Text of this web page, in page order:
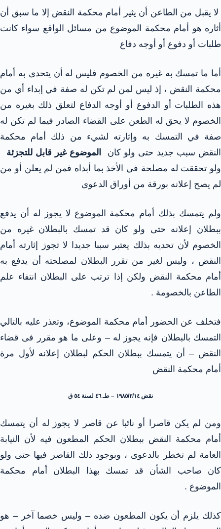
لا يقبل من الطاعن أن يثير أمام محكمة النقض إلا ما سبق أن
أثاره هو أمام محكمة الموضوع من مسائل الواقع سواء كانت
طلبات أو دفوع أو أوجه دفاع
أما ما تمسك به غيره من الخصوم فليس له أن يتحدى به أمام
محكمة النقض ، إذ ليس لمن لم تكن له صفة في إبداء أي من
هذه الطلبات أو الدفوع أو أوجه الدفاع لتعلق ذلك بغيره من
الخصوم لا يحق له الطعن على القضاء الصادر فيما لم تكن له
صفة في التمسك به وإثارته لشيء من ذلك أمام محكمة
النقض سبب جديد حتى ولو كان
الموضوع غير قابل للتجزئة
ولو تحققت له مصلحة في الأخذ بما أبداه فمن لم يعلن أو من
لم يصح إعلانه بورقة من أوراق الدعوى
ولم يتمسك بذلك أمام محكمة الموضوع لا يجوز له أن يدفع
ببطلان إعلانه حتى ولو كان قد تمسك بالبطلان غيره من
الخصوم لأن تحديه بذلك يعتبر سببا جديدا لا تجوز إثارته أمام
النقض ، وليس لغير من تقرر البطلان لمصلحته أن يدفع به
أمام محكمة النقض ولكن إذا ترتب على البطلان انتفاء علم
الطاعن بالخصومة .
فتخلف عن الحضور أمام محكمة الموضوع، وتعذر عليه بالتالي
التمسك بالبطلان فإنه يجوز له – وعلى ما هو مقرر فى قضاء
النقض – أن يتمسك ببطلان الحكم لبطلان إعلانه لأول مرة
أمام محكمة النقض
نقض ١٩٨٥/٢/١٤ – طـ ٤٦ لسنة ٥٤ ق
ومن لم يكن قاصرا أو نائبا عن قاصر لا يجوز له أن يتمسك
أمام محكمة النقض ببطلان الحكم المطعون فيه لأن النيابة
العامة لم تخطر بالدعوى ، وبوجود ذلك القاصر فيها حتى ولو
كان صاحب الشأن قد تمسك بهذا البطلان أمام محكمة
الموضوع .
كذلك يلزم أن يكون المطعون ضده – وليس خصما آخر – هو